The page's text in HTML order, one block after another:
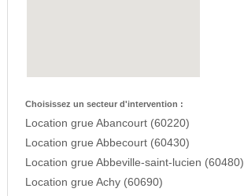
Choisissez un secteur d'intervention :
Location grue Abancourt (60220)
Location grue Abbecourt (60430)
Location grue Abbeville-saint-lucien (60480)
Location grue Achy (60690)